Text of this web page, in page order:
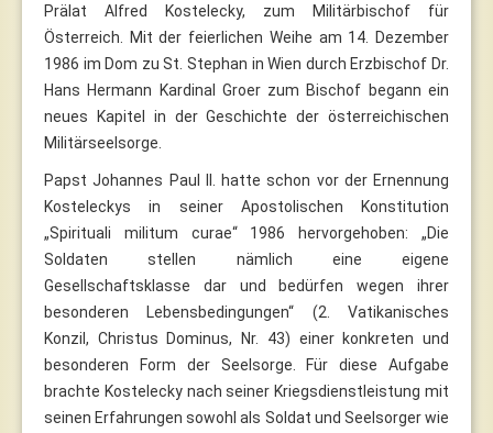
Prälat Alfred Kostelecky, zum Militärbischof für
Österreich. Mit der feierlichen Weihe am 14. Dezember
1986 im Dom zu St. Stephan in Wien durch Erzbischof Dr.
Hans Hermann Kardinal Groer zum Bischof begann ein
neues Kapitel in der Geschichte der österreichischen
Militärseelsorge.
Papst Johannes Paul II. hatte schon vor der Ernennung
Kosteleckys in seiner Apostolischen Konstitution
„Spirituali militum curae“ 1986 hervorgehoben: „Die
Soldaten stellen nämlich eine eigene
Gesellschaftsklasse dar und bedürfen wegen ihrer
besonderen Lebensbedingungen“ (2. Vatikanisches
Konzil, Christus Dominus, Nr. 43) einer konkreten und
besonderen Form der Seelsorge. Für diese Aufgabe
brachte Kostelecky nach seiner Kriegsdienstleistung mit
seinen Erfahrungen sowohl als Soldat und Seelsorger wie